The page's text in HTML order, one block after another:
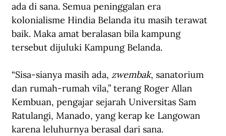
ada di sana. Semua peninggalan era
kolonialisme Hindia Belanda itu masih terawat
baik. Maka amat beralasan bila kampung
tersebut dijuluki Kampung Belanda.
“Sisa-sianya masih ada, zwembak, sanatorium
dan rumah-rumah vila,” terang Roger Allan
Kembuan, pengajar sejarah Universitas Sam
Ratulangi, Manado, yang kerap ke Langowan
karena leluhurnya berasal dari sana.